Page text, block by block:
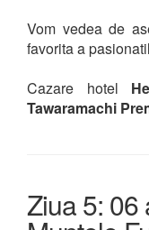
Vom vedea de
favorita a
Cazare hotel
Tawaramachi
Ziua 5: 06